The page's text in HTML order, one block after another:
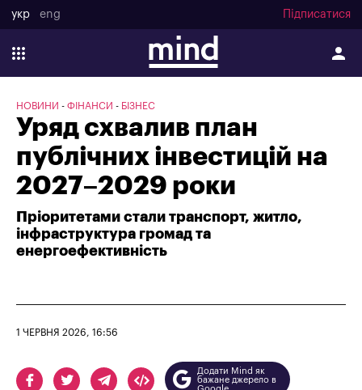
укр eng Підписатися
НОВИНИ ФІНАНСИ БІЗНЕС
Уряд схвалив план
публічних інвестицій на
2027–2029 роки
Пріоритетами стали транспорт, житло,
інфраструктура громад та
енергоефективність
1 ЧЕРВНЯ 2026, 16:56
Додати Mind як
бажане джерело в